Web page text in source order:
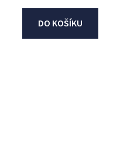
DO KOŠÍKU